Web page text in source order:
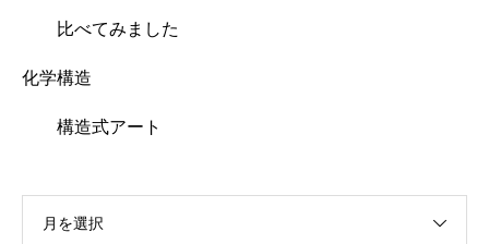
比べてみました
化学構造
構造式アート
月を選択